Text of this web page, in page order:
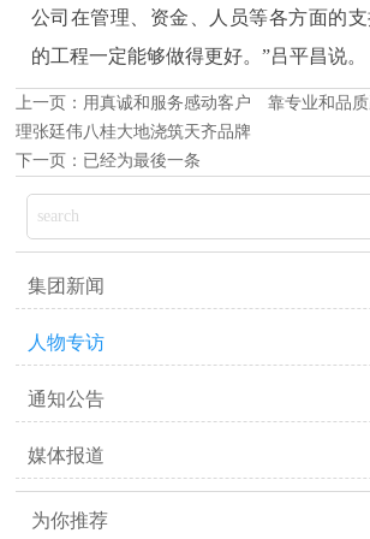
公司在管理、资金、人员等各方面的
的工程一定能够做得更好。”吕平昌说。
上一页： 用真诚和服务感动客户 靠专业和品
理张廷伟八桂大地浇筑天齐品牌
下一页：已经为最後一条
集团新闻
人物专访
通知公告
媒体报道
为你推荐